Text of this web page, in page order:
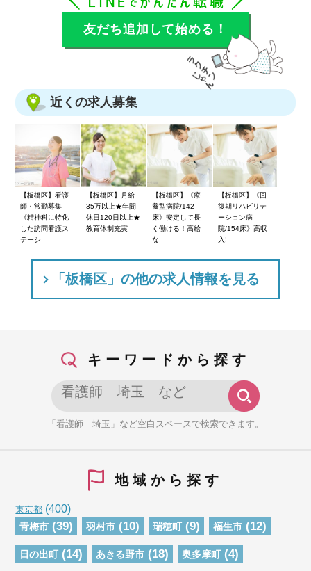
友だち追加して始める！
近くの求人募集
【板橋区】看護
師・常勤募集
《精神科に特化
した訪問看護ス
テーシ
【板橋区】月給
35万以上★年間
休日120日以上★
教育体制充実
【板橋区】《療
養型病院/142
床》安定して長
く働ける！高給
な
【板橋区】《回
復期リハビリテ
ーション病
院/154床》高収
入!
「板橋区」の他の求人情報を見る
キーワードから探す
「看護師 埼玉」など空白スペースで検索できます。
地域から探す
東京都 (400)
青梅市 (39) 羽村市 (10) 瑞穂町 (9) 福生市 (12)
日の出町 (14) あきる野市 (18) 奥多摩町 (4)